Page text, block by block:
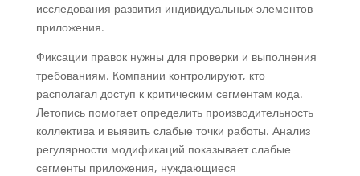
исследования развития индивидуальных элементов
приложения.
Фиксации правок нужны для проверки и выполнения
требованиям. Компании контролируют, кто
располагал доступ к критическим сегментам кода.
Летопись помогает определить производительность
коллектива и выявить слабые точки работы. Анализ
регулярности модификаций показывает слабые
сегменты приложения, нуждающиеся